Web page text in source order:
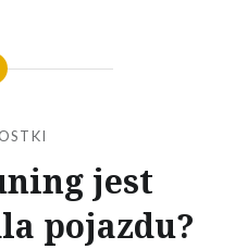
jest
pojazdu?